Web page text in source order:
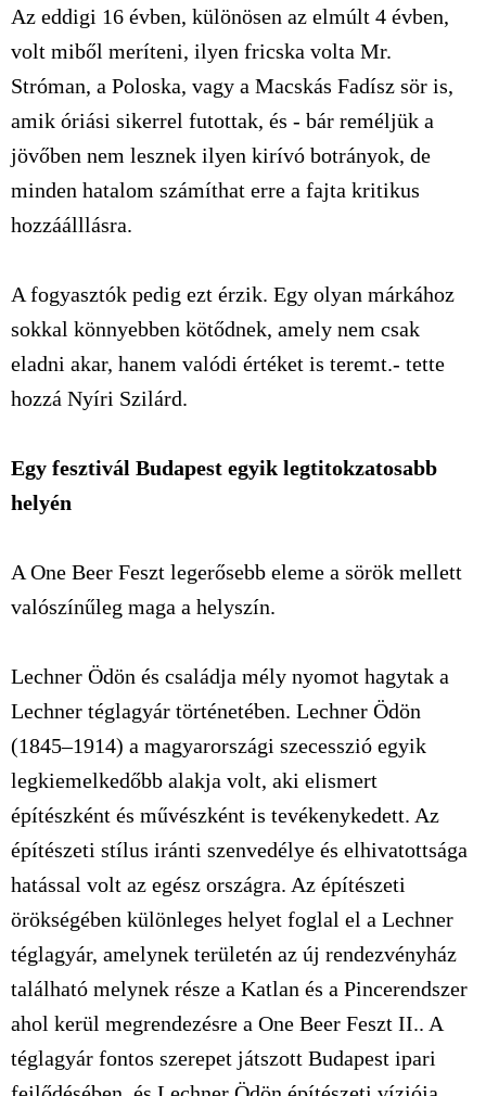
Az eddigi 16 évben, különösen az elmúlt 4 évben,
volt miből meríteni, ilyen fricska volta Mr.
Stróman, a Poloska, vagy a Macskás Fadísz sör is,
amik óriási sikerrel futottak, és - bár reméljük a
jövőben nem lesznek ilyen kirívó botrányok, de
minden hatalom számíthat erre a fajta kritikus
hozzáálllásra.
A fogyasztók pedig ezt érzik. Egy olyan márkához
sokkal könnyebben kötődnek, amely nem csak
eladni akar, hanem valódi értéket is teremt.- tette
hozzá Nyíri Szilárd.
Egy fesztivál Budapest egyik legtitokzatosabb
helyén
A One Beer Feszt legerősebb eleme a sörök mellett
valószínűleg maga a helyszín.
Lechner Ödön és családja mély nyomot hagytak a
Lechner téglagyár történetében. Lechner Ödön
(1845–1914) a magyarországi szecesszió egyik
legkiemelkedőbb alakja volt, aki elismert
építészként és művészként is tevékenykedett. Az
építészeti stílus iránti szenvedélye és elhivatottsága
hatással volt az egész országra. Az építészeti
örökségében különleges helyet foglal el a Lechner
téglagyár, amelynek területén az új rendezvényház
található melynek része a Katlan és a Pincerendszer
ahol kerül megrendezésre a One Beer Feszt II.. A
téglagyár fontos szerepet játszott Budapest ipari